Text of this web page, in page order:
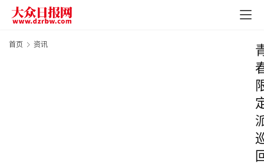
首页 资讯